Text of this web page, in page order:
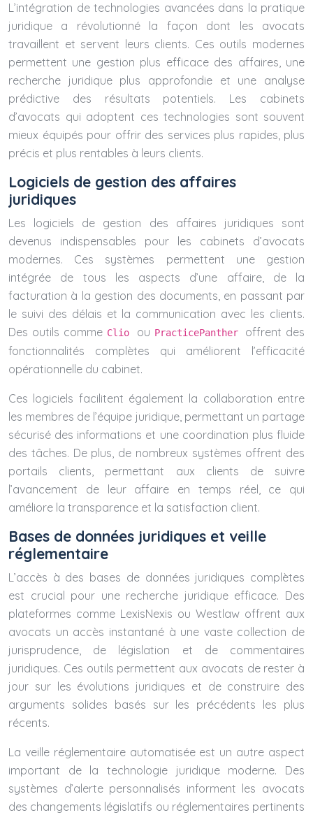
L’intégration de technologies avancées dans la pratique
juridique a révolutionné la façon dont les avocats
travaillent et servent leurs clients. Ces outils modernes
permettent une gestion plus efficace des affaires, une
recherche juridique plus approfondie et une analyse
prédictive des résultats potentiels. Les cabinets
d’avocats qui adoptent ces technologies sont souvent
mieux équipés pour offrir des services plus rapides, plus
précis et plus rentables à leurs clients.
Logiciels de gestion des affaires
juridiques
Les logiciels de gestion des affaires juridiques sont
devenus indispensables pour les cabinets d’avocats
modernes. Ces systèmes permettent une gestion
intégrée de tous les aspects d’une affaire, de la
facturation à la gestion des documents, en passant par
le suivi des délais et la communication avec les clients.
Des outils comme Clio ou PracticePanther offrent des
fonctionnalités complètes qui améliorent l’efficacité
opérationnelle du cabinet.
Ces logiciels facilitent également la collaboration entre
les membres de l’équipe juridique, permettant un partage
sécurisé des informations et une coordination plus fluide
des tâches. De plus, de nombreux systèmes offrent des
portails clients, permettant aux clients de suivre
l’avancement de leur affaire en temps réel, ce qui
améliore la transparence et la satisfaction client.
Bases de données juridiques et veille
réglementaire
L’accès à des bases de données juridiques complètes
est crucial pour une recherche juridique efficace. Des
plateformes comme LexisNexis ou Westlaw offrent aux
avocats un accès instantané à une vaste collection de
jurisprudence, de législation et de commentaires
juridiques. Ces outils permettent aux avocats de rester à
jour sur les évolutions juridiques et de construire des
arguments solides basés sur les précédents les plus
récents.
La veille réglementaire automatisée est un autre aspect
important de la technologie juridique moderne. Des
systèmes d’alerte personnalisés informent les avocats
des changements législatifs ou réglementaires pertinents